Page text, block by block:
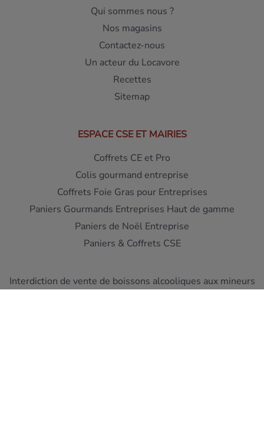
Qui sommes nous ?
Nos magasins
Contactez-nous
Un acteur du Locavore
Recettes
Sitemap
ESPACE CSE ET MAIRIES
Coffrets CE et Pro
Colis gourmand entreprise
Coffrets Foie Gras pour Entreprises
Paniers Gourmands Entreprises Haut de gamme
Paniers de Noël Entreprise
Paniers & Coffrets CSE
Interdiction de vente de boissons alcooliques aux mineurs